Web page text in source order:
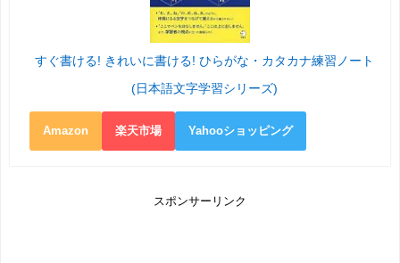
すぐ書ける! きれいに書ける! ひらがな・カタカナ練習ノート
(日本語文字学習シリーズ)
Amazon 楽天市場 Yahooショッピング
スポンサーリンク